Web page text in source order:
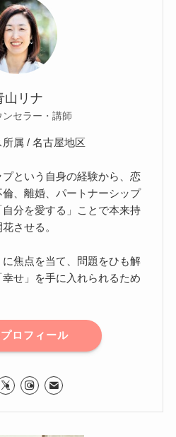
山リナ
ンセラー・講師
属 / 名古屋地区
という自身の経験から、恋
、離婚、パートナーシップ
分を愛する」ことで本来持
させる。
焦点を当て、問題をひも解
せ」を手に入れられるため
ロフィール